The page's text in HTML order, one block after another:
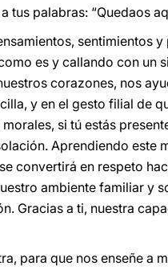
tus palabras: “Quedaos
sentimientos
es y callando con un
corazones, nos
y en el gesto filial de
si tú estás
Aprendiendo este
convertirá en respeto
ambiente familiar y
Gracias a ti, nuestra
para que nos enseñe a